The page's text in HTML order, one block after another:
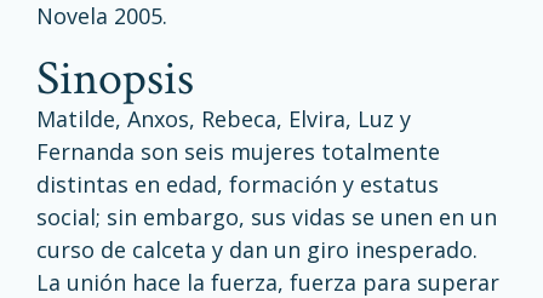
Novela 2005.
sinopsis
Matilde, Anxos, Rebeca, Elvira, Luz y
Fernanda son seis mujeres totalmente
distintas en edad, formación y estatus
social; sin embargo, sus vidas se unen en un
curso de calceta y dan un giro inesperado.
La unión hace la fuerza, fuerza para superar